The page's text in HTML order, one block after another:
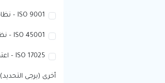
ISO 9001 – نظام إدارة الجودة
ISO 45001 – نظام إدارة الصحة والسلامة المهنية
ISO 17025 – اعتماد مختبرات الفحص
أخرى (يرجى التحديد)